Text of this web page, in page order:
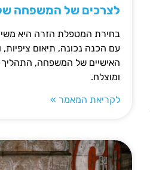
לצרכים של המשפחה
בחירת המטפלת הזרה היא
עם הכנה נכונה, תיאום
האישיים של המשפחה, התהליך
ומוצלח.
לקריאת המאמר »